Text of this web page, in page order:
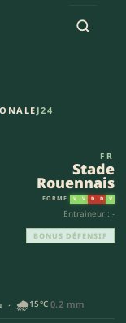
Jallieu
J24
· 🌧️15°C 0.2 mm
FR
Stade
Rouennais
FORME V V D D V
Entraineur : -
BONUS DÉFENSIF